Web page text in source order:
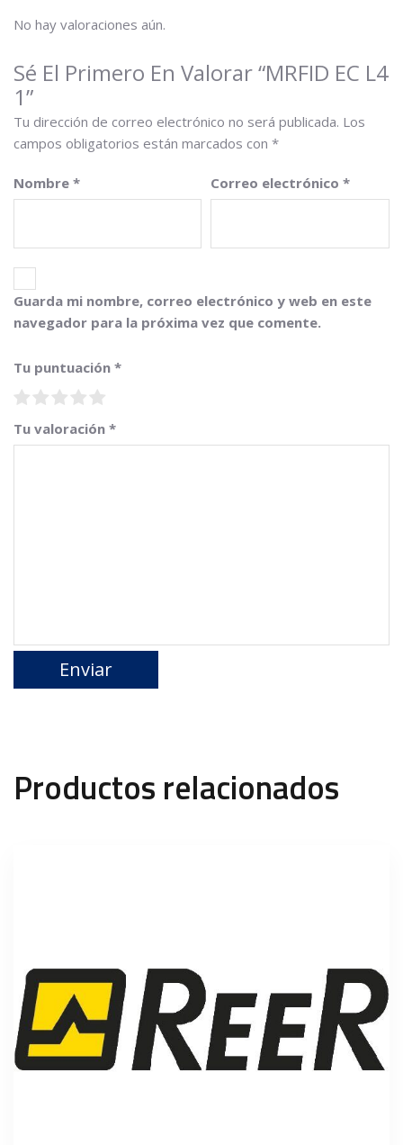
No hay valoraciones aún.
Sé El Primero En Valorar “MRFID EC L4
1”
Tu dirección de correo electrónico no será publicada. Los
campos obligatorios están marcados con *
Nombre * Correo electrónico *
Guarda mi nombre, correo electrónico y web en este
navegador para la próxima vez que comente.
Tu puntuación *
Tu valoración *
Productos relacionados